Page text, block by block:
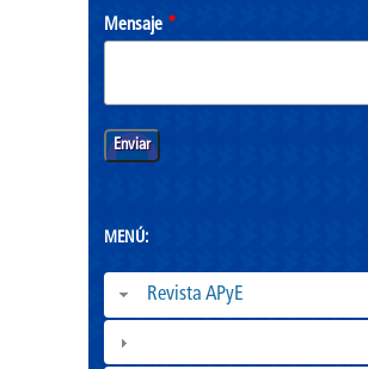
Mensaje *
MENÚ:
Revista APyE